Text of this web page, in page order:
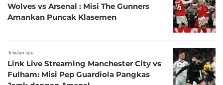
Wolves vs Arsenal : Misi The Gunners
Amankan Puncak Klasemen
6 bulan lalu
Link Live Streaming Manchester City vs
Fulham: Misi Pep Guardiola Pangkas